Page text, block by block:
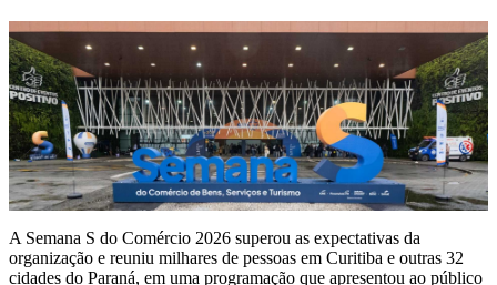
A Semana S do Comércio 2026 superou as expectativas da
organização e reuniu milhares de pessoas em Curitiba e outras 32
cidades do Paraná, em uma programação que apresentou ao público